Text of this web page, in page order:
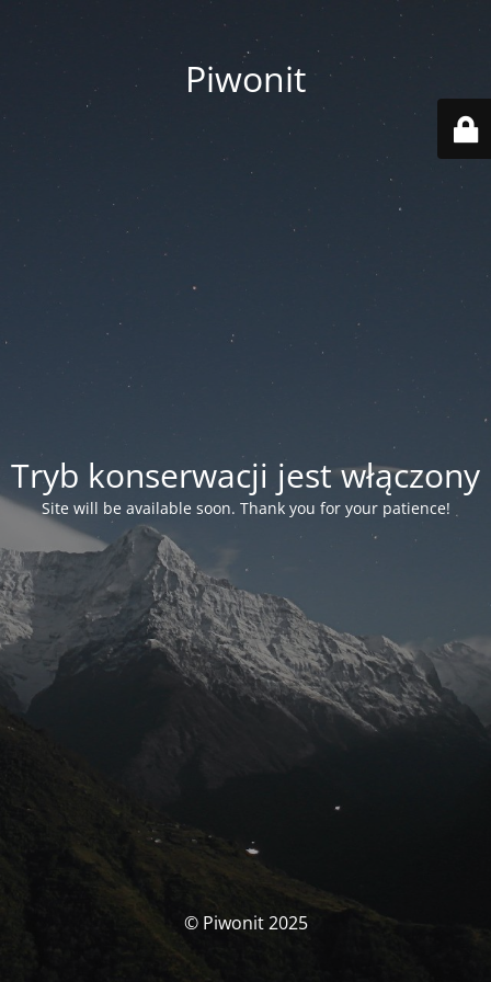
Piwonit
Tryb konserwacji jest włączony
Site will be available soon. Thank you for your patience!
© Piwonit 2025